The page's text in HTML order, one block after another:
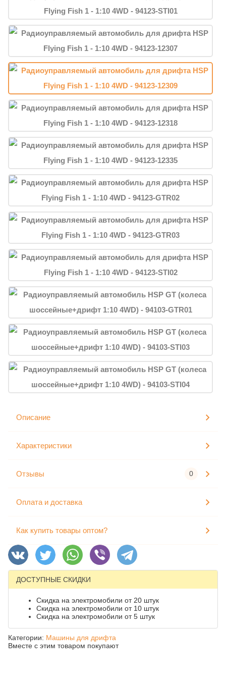
Описание
Характеристики
Отзывы 0
Оплата и доставка
Как купить товары оптом?
ДОСТУПНЫЕ СКИДКИ
Скидка на электромобили от 20 штук
Скидка на электромобили от 10 штук
Скидка на электромобили от 5 штук
Категории: Машины для дрифта
Вместе с этим товаром покупают